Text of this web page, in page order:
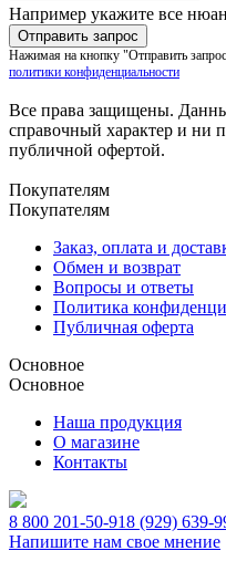
Например укажите все
Нажимая на кнопку "Отправить
политики конфиденциальности
Все права защищены.
справочный характер и ни
публичной офертой.
Покупателям
Покупателям
Заказ, оплата и
Обмен и возврат
Вопросы и ответы
Политика
Публичная оферта
Основное
Основное
Наша продукция
О магазине
Контакты
8 800 201-50-918 (929) 639-
Напишите нам свое мнение